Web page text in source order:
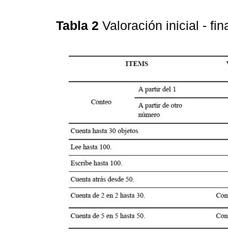
Tabla 2 Valoración inicial -